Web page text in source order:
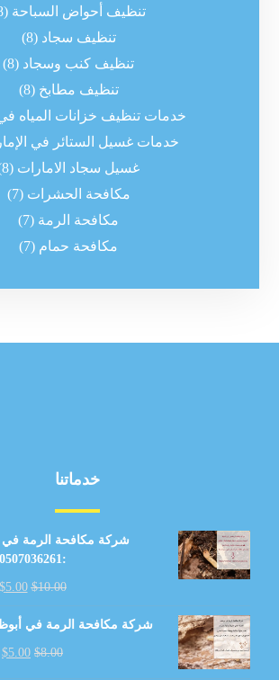
تنظيف أحواض السباحة (8)
تنظيف سجاد (8)
تنظيف كنب وسجاد (8)
تنظيف مطابخ (8)
خدمات تنظيف خزانات المياه
خدمات غسيل الستائر في
غسيل سجاد الامارات (8)
مكافحة الحشرات (7)
مكافحة الرمة (7)
مكافحة حمام (7)
خدماتنا
شركة مكافحة الرمة في
:0507036261
$10.00
$5.00
شركة مكافحة الرمة في أبوظبي
$8.00
$5.00